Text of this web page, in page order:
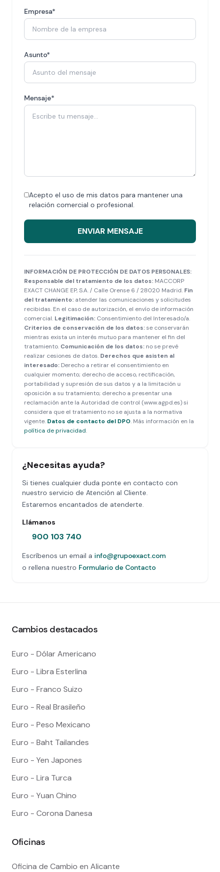
Empresa*
Asunto*
Mensaje*
Acepto el uso de mis datos para mantener una
relación comercial o profesional.
ENVIAR MENSAJE
INFORMACIÓN DE PROTECCIÓN DE DATOS PERSONALES:
Responsable del tratamiento de los datos: MACCORP
EXACT CHANGE EP, S.A. / Calle Orense 6 / 28020 Madrid. Fin
del tratamiento: atender las comunicaciones y solicitudes
recibidas. En el caso de autorización, el envío de información
comercial. Legitimación: Consentimiento del Interesado/a.
Criterios de conservación de los datos:se conservarán
mientras exista un interés mutuo para mantener el fin del
tratamiento. Comunicación de los datos: no se prevé
realizar cesiones de datos. Derechos que asisten al
interesado: Derecho a retirar el consentimiento en
cualquier momento; derecho de acceso, rectificación,
portabilidad y supresión de sus datos y a la limitación u
oposición a su tratamiento; derecho a presentar una
reclamación ante la Autoridad de control (www.agpd.es) si
considera que el tratamiento no se ajusta a la normativa
vigente. Datos de contacto del DPO. Más información en la
política de privacidad.
¿Necesitas ayuda?
Si tienes cualquier duda ponte en contacto con
nuestro servicio de Atención al Cliente.
Estaremos encantados de atenderte.
Llámanos
900 103 740
Escríbenos un email a info@grupoexact.com
o rellena nuestro Formulario de Contacto
Cambios destacados
Euro - Dólar Americano
Euro - Libra Esterlina
Euro - Franco Suizo
Euro - Real Brasileño
Euro - Peso Mexicano
Euro - Baht Tailandes
Euro - Yen Japones
Euro - Lira Turca
Euro - Yuan Chino
Euro - Corona Danesa
Oficinas
Oficina de Cambio en Alicante